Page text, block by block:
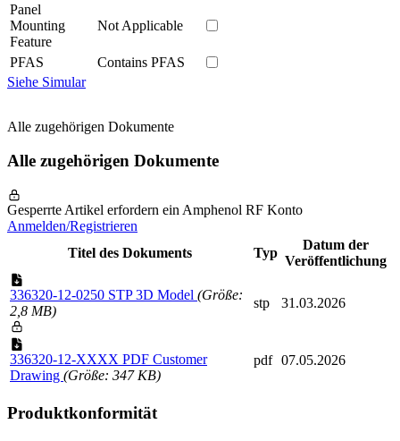
Panel
Mounting
Feature
Not Applicable
PFAS
Contains PFAS
Siehe Simular
Alle zugehörigen Dokumente
Alle zugehörigen Dokumente
Gesperrte Artikel erfordern ein Amphenol RF Konto
Anmelden/Registrieren
Titel des Dokuments
Typ
Datum der
Veröffentlichung
336320-12-0250 STP 3D Model (Größe:
2,8 MB)
stp 31.03.2026
336320-12-XXXX PDF Customer
Drawing (Größe: 347 KB)
pdf 07.05.2026
Produktkonformität